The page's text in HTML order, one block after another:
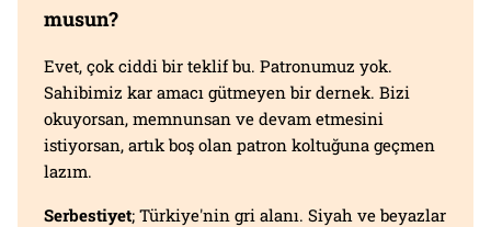
musun?
Evet, çok ciddi bir teklif bu. Patronumuz yok.
Sahibimiz kar amacı gütmeyen bir dernek. Bizi
okuyorsan, memnunsan ve devam etmesini
istiyorsan, artık boş olan patron koltuğuna geçmen
lazım.
Serbestiyet; Türkiye'nin gri alanı. Siyah ve beyazlar